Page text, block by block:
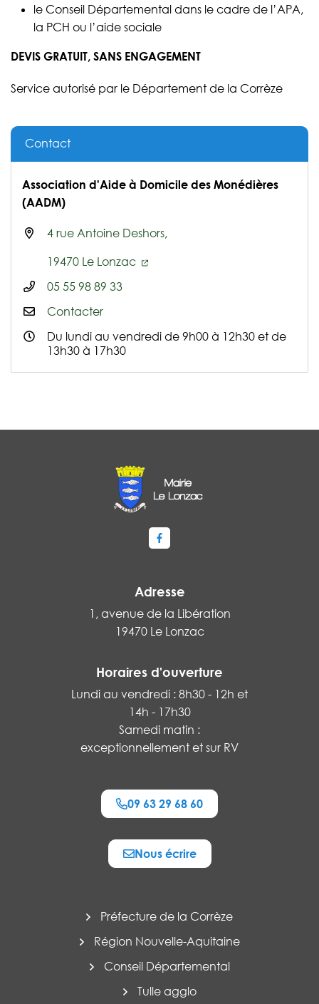
le Conseil Départemental dans le cadre de l’APA,
la PCH ou l’aide sociale
DEVIS GRATUIT, SANS ENGAGEMENT
Service autorisé par le Département de la Corrèze
Contact
Association d'Aide à Domicile des Monédières
(AADM)
4 rue Antoine Deshors,
19470 Le Lonzac
05 55 98 89 33
Contacter
Du lundi au vendredi de 9h00 à 12h30 et de
13h30 à 17h30
Lien vers le compte Facebook
Adresse
1, avenue de la Libération
19470 Le Lonzac
Horaires d'ouverture
Lundi au vendredi : 8h30 - 12h et
14h - 17h30
Samedi matin :
exceptionnellement et sur RV
09 63 29 68 60
Nous écrire
Préfecture de la Corrèze
Région Nouvelle-Aquitaine
Conseil Départemental
Tulle agglo